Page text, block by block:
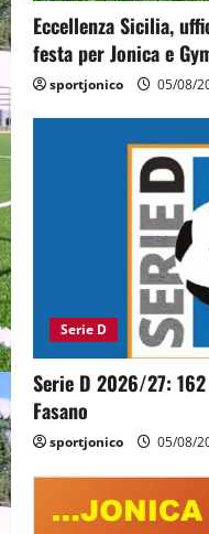
Eccellenza Sicilia,
festa per Jonica e
sportjonico 05/08/
Serie D
Serie D 2026/27:
Fasano
sportjonico 05/08/